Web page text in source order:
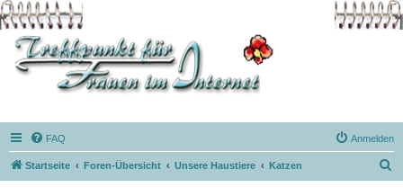
FAQ Anmelden
Startseite Foren-Übersicht Unsere Haustiere Katzen